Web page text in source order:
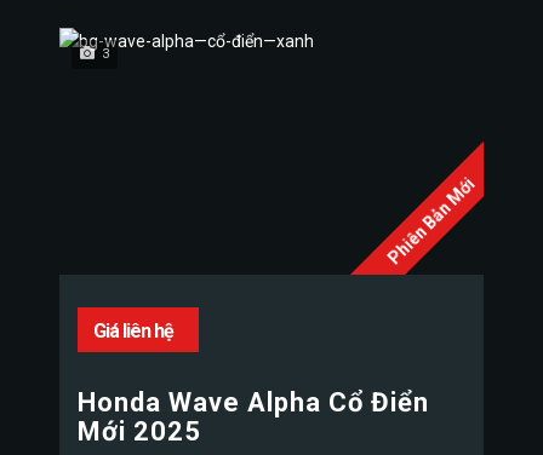
Phiên Bản Mới
3
Giá liên hệ
Honda Wave Alpha Cổ Điển
Mới 2025